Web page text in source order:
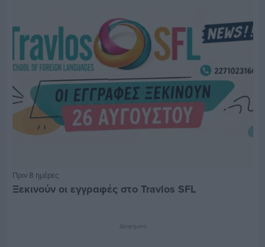
Πριν 8 ημέρες
Ξεκινούν οι εγγραφές στο Travlos SFL
Διαφήμιση